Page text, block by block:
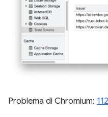
Problema di Chromium: